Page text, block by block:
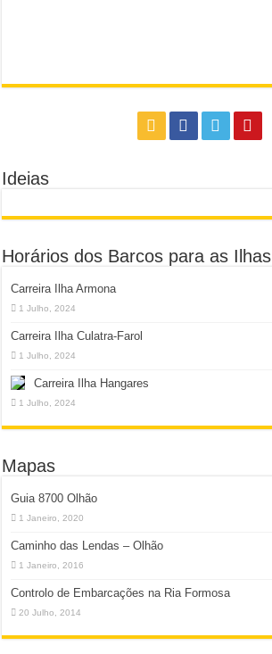
Ideias
Horários dos Barcos para as Ilhas
Carreira Ilha Armona
1 Julho, 2024
Carreira Ilha Culatra-Farol
1 Julho, 2024
Carreira Ilha Hangares
1 Julho, 2024
Mapas
Guia 8700 Olhão
1 Janeiro, 2020
Caminho das Lendas – Olhão
1 Janeiro, 2016
Controlo de Embarcações na Ria Formosa
20 Julho, 2014